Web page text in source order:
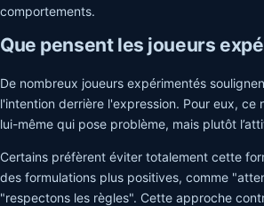
comportements.
Que pensent les joueurs
De nombreux joueurs expérimentés
l'intention derrière l'expression. Pour eux, ce
lui-même qui pose problème, mais plutôt
Certains préfèrent éviter totalement cette
des formulations plus positives, comme
"respectons les règles". Cette approche